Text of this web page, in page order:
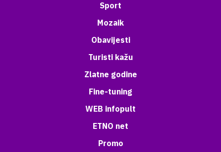
Sport
Mozaik
Obavijesti
Turisti kažu
Zlatne godine
Fine-tuning
WEB infopult
ETNO net
Promo